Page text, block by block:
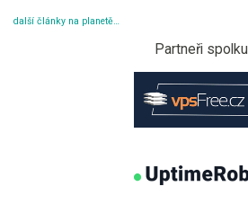
další články na planetě…
Partneři spolku